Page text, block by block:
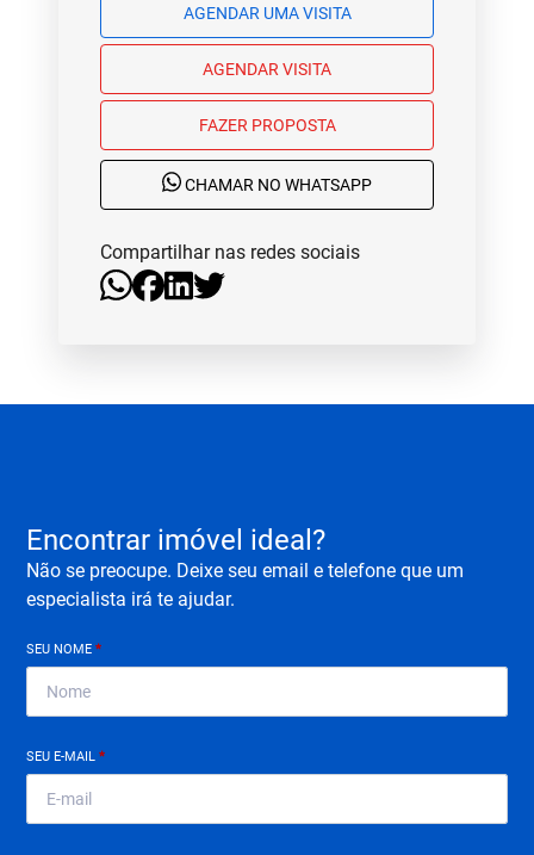
AGENDAR UMA VISITA
AGENDAR VISITA
FAZER PROPOSTA
CHAMAR NO WHATSAPP
Compartilhar nas redes sociais
Encontrar imóvel ideal?
Não se preocupe. Deixe seu email e telefone que um
especialista irá te ajudar.
SEU NOME*
SEU E-MAIL*